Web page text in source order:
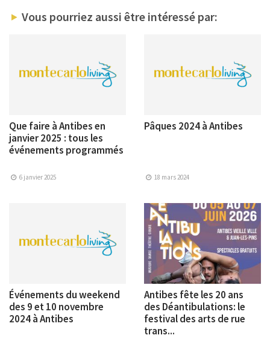
Vous pourriez aussi être intéressé par:
Que faire à Antibes en
janvier 2025 : tous les
événements programmés
6 janvier 2025
Pâques 2024 à Antibes
18 mars 2024
Événements du weekend
des 9 et 10 novembre
2024 à Antibes
Antibes fête les 20 ans
des Déantibulations: le
festival des arts de rue
trans...